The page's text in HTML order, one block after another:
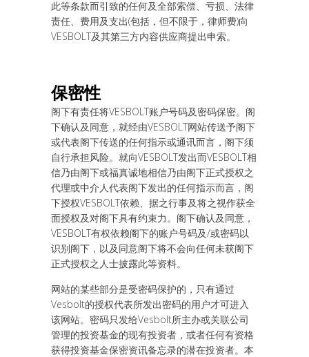
此等条款而引致的任何及全部索偿、亏损、法律
责任、费用及支出(包括，但不限于，律师费)向
VESBOLT及其第三方内容供应商提出申索。
保密性
阁下有责任将VESBOLT账户号码及密码保密。阁
下确认及同意，就经由VESBOLT网站传送予阁下
或代表阁下传送的任何指示或通讯而言，阁下须
自行承担风险。就向VESBOLT发出而VESBOLT相
信乃由阁下或福真诚地相信乃由阁下正式授权之
代理或中介人代表阁下发出的任何指示而言，阁
下授权VESBOLT依赖、据之行事及将之视作获全
面授权及对阁下具有约束力。阁下确认及同意，
VESBOLT有权依赖阁下的账户号码及/或密码以
识别阁下，以及同意阁下将不会向任何未获阁下
正式授权之人士披露此等资料。
网站的某些部分是受密码保护的，只有通过
Vesbolt的授权代表所发出密码的用户才可进入
该网站。密码只发给Vesbolt所主办或关联公司
管理的投资基金的现有投资者，或者任何有资格
获得投资基金保密资讯备忘录的潜在投资者。本